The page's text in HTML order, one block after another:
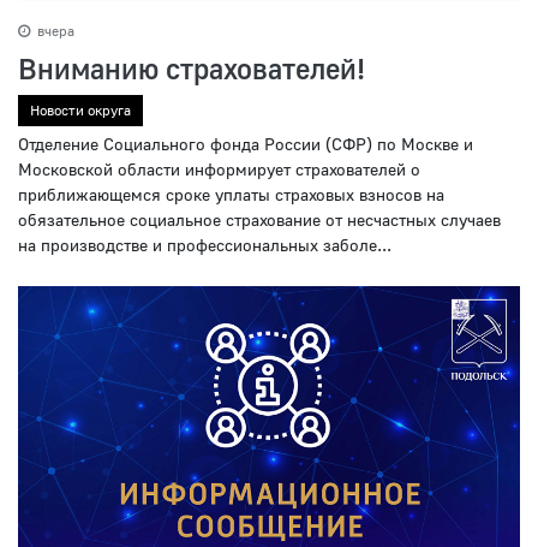
вчера
Вниманию страхователей!
Новости округа
Отделение Социального фонда России (СФР) по Москве и
Московской области информирует страхователей о
приближающемся сроке уплаты страховых взносов на
обязательное социальное страхование от несчастных случаев
на производстве и профессиональных заболе...